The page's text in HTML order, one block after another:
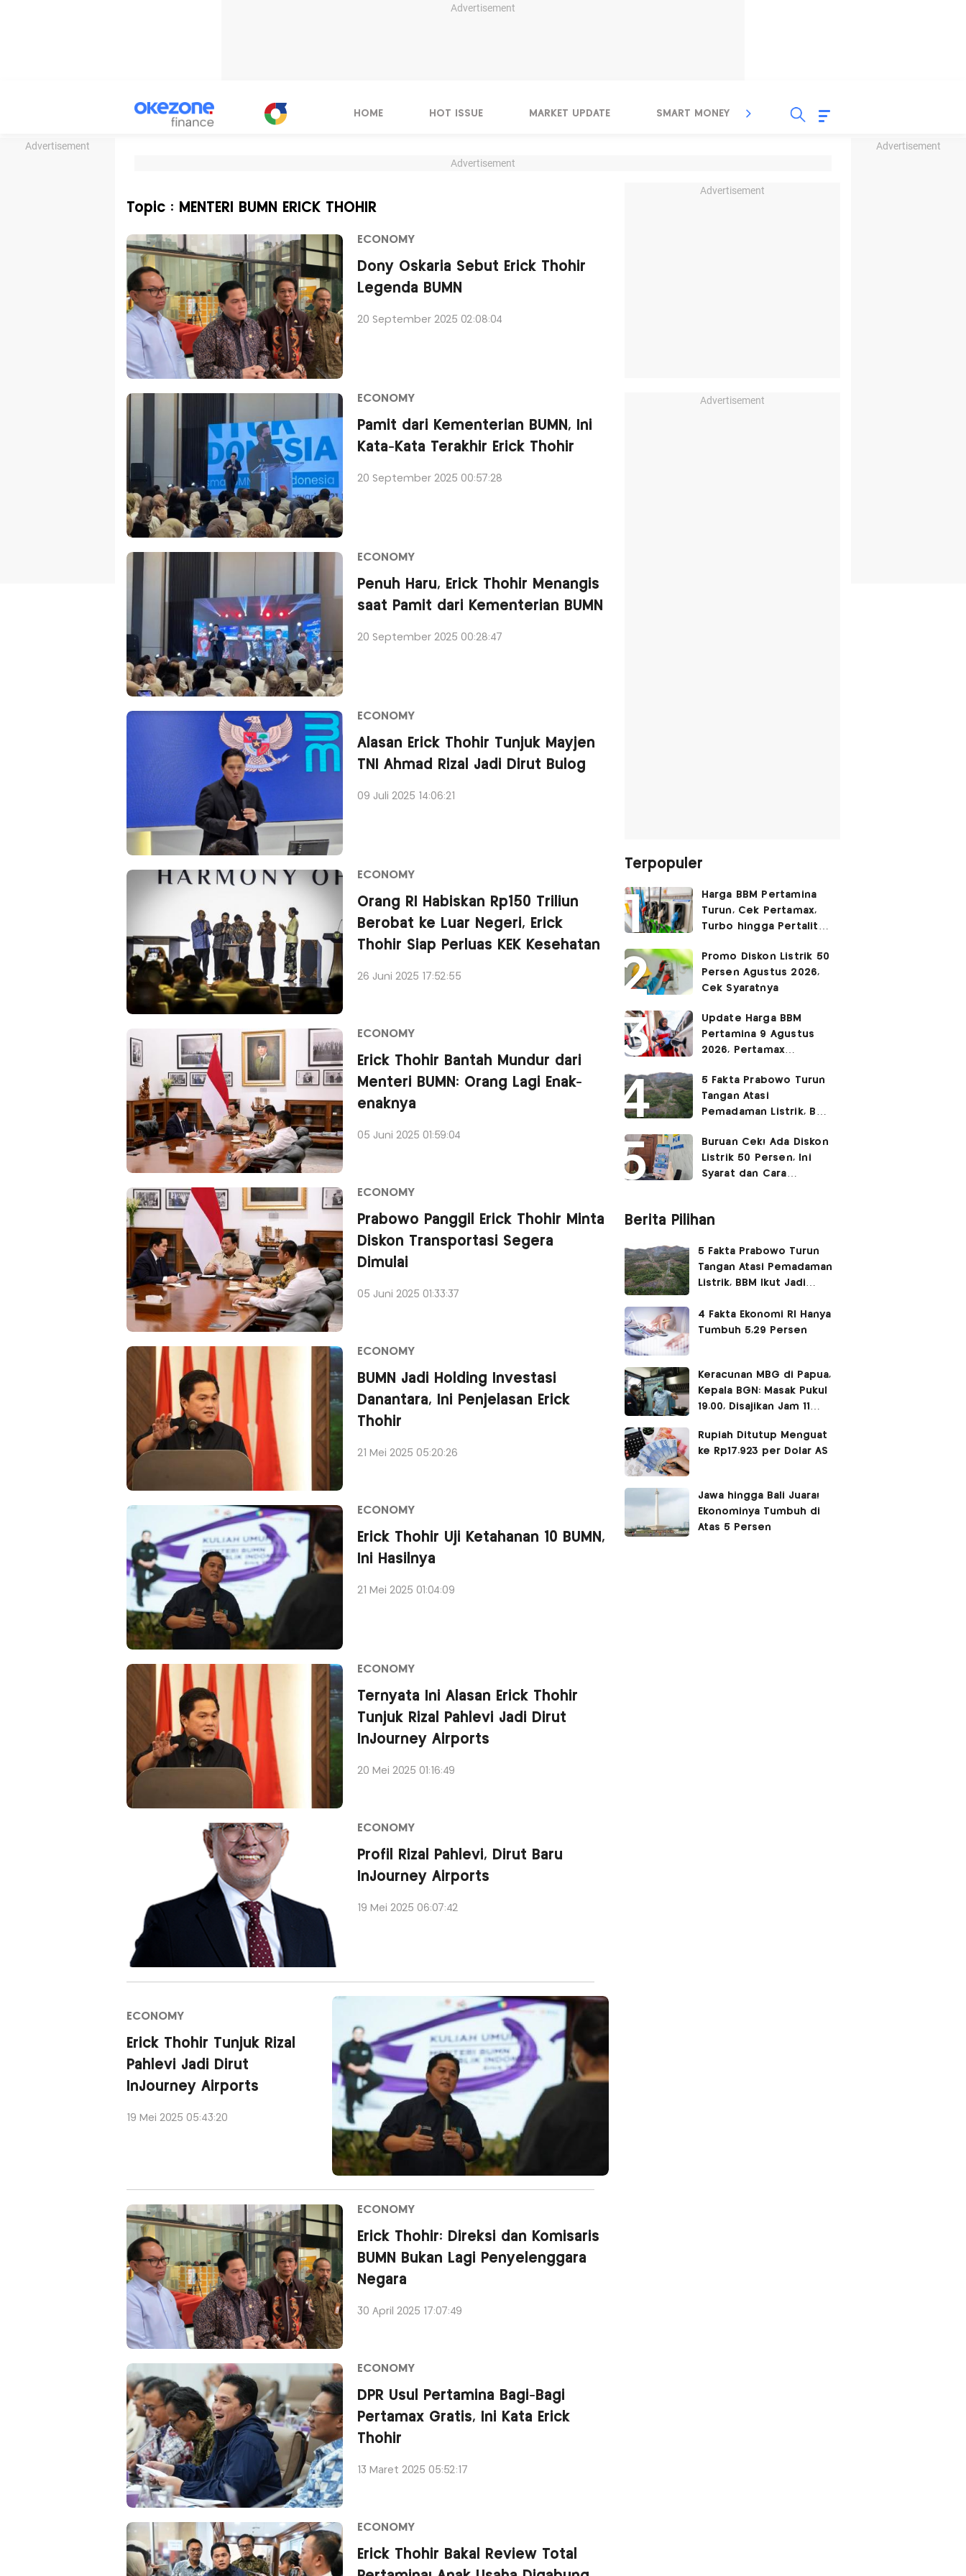
Advertisement
Advertisement Advertisement
HOME HOT ISSUE MARKET UPDATE SMART MONEY INSPIRASI BISNIS
Advertisement
Topic : MENTERI BUMN ERICK THOHIR
ECONOMY
Dony Oskaria Sebut Erick Thohir
Legenda BUMN
20 September 2025 02:08:04
ECONOMY
Pamit dari Kementerian BUMN, Ini
Kata-Kata Terakhir Erick Thohir
20 September 2025 00:57:28
ECONOMY
Penuh Haru, Erick Thohir Menangis
saat Pamit dari Kementerian BUMN
20 September 2025 00:28:47
ECONOMY
Alasan Erick Thohir Tunjuk Mayjen
TNI Ahmad Rizal Jadi Dirut Bulog
09 Juli 2025 14:06:21
ECONOMY
Orang RI Habiskan Rp150 Triliun
Berobat ke Luar Negeri, Erick
Thohir Siap Perluas KEK Kesehatan
26 Juni 2025 17:52:55
ECONOMY
Erick Thohir Bantah Mundur dari
Menteri BUMN: Orang Lagi Enak-
enaknya
05 Juni 2025 01:59:04
ECONOMY
Prabowo Panggil Erick Thohir Minta
Diskon Transportasi Segera
Dimulai
05 Juni 2025 01:33:37
ECONOMY
BUMN Jadi Holding Investasi
Danantara, Ini Penjelasan Erick
Thohir
21 Mei 2025 05:20:26
ECONOMY
Erick Thohir Uji Ketahanan 10 BUMN,
Ini Hasilnya
21 Mei 2025 01:04:09
ECONOMY
Ternyata Ini Alasan Erick Thohir
Tunjuk Rizal Pahlevi Jadi Dirut
InJourney Airports
20 Mei 2025 01:16:49
ECONOMY
Profil Rizal Pahlevi, Dirut Baru
InJourney Airports
19 Mei 2025 06:07:42
ECONOMY
Erick Thohir Tunjuk Rizal
Pahlevi Jadi Dirut
InJourney Airports
19 Mei 2025 05:43:20
ECONOMY
Erick Thohir: Direksi dan Komisaris
BUMN Bukan Lagi Penyelenggara
Negara
30 April 2025 17:07:49
ECONOMY
DPR Usul Pertamina Bagi-Bagi
Pertamax Gratis, Ini Kata Erick
Thohir
13 Maret 2025 05:52:17
ECONOMY
Erick Thohir Bakal Review Total
Advertisement
Advertisement
Terpopuler
Harga BBM Pertamina
Turun, Cek Pertamax,
Turbo hingga Pertalite
Promo Diskon Listrik 50
Persen Agustus 2026,
Cek Syaratnya
Update Harga BBM
Pertamina 9 Agustus
2026, Pertamax
5 Fakta Prabowo Turun
Tangan Atasi
Pemadaman Listrik, BBM
Buruan Cek! Ada Diskon
Listrik 50 Persen, Ini
Syarat dan Cara
Berita Pilihan
5 Fakta Prabowo Turun
Tangan Atasi Pemadaman
Listrik, BBM Ikut Jadi
4 Fakta Ekonomi RI Hanya
Tumbuh 5,29 Persen
Keracunan MBG di Papua,
Kepala BGN: Masak Pukul
19.00, Disajikan Jam 11
Rupiah Ditutup Menguat
ke Rp17.923 per Dolar AS
Jawa hingga Bali Juara!
Ekonominya Tumbuh di
Atas 5 Persen